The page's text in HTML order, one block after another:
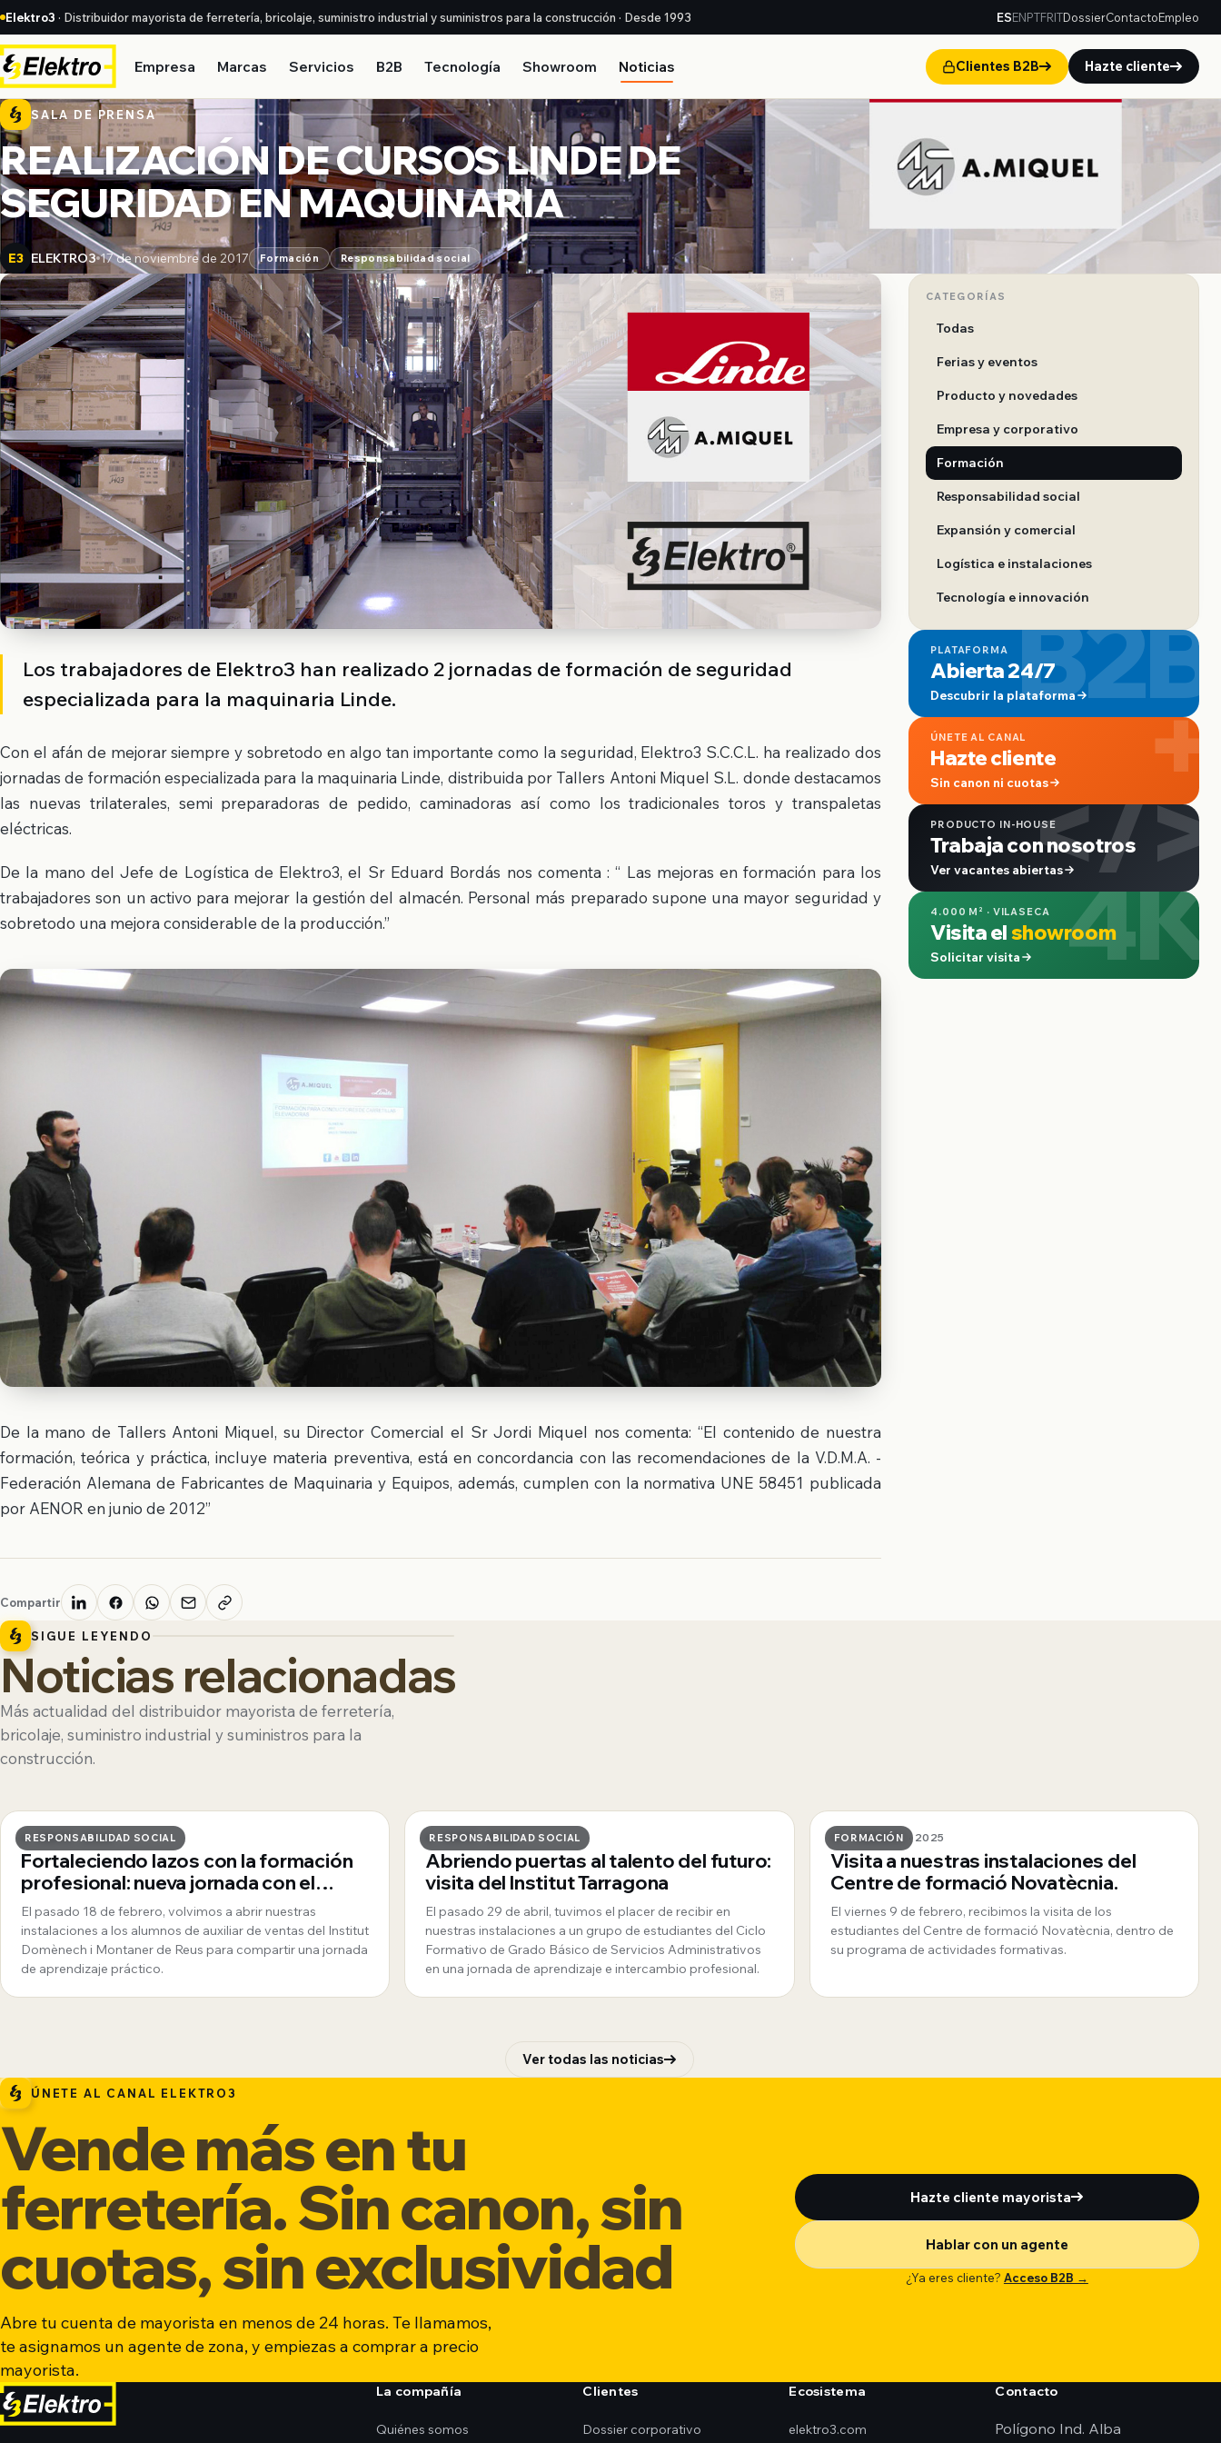
Elektro3 · Distribuidor mayorista de ferretería, bricolaje, suministro industrial y suministros para la construcción · Desde 1993 ESENPTFRITDossierContactoEmpleo
Empresa Marcas Servicios B2B Tecnología Showroom Noticias Clientes B2B Hazte cliente
SALA DE PRENSA
REALIZACIÓN DE CURSOS LINDE DE
SEGURIDAD EN MAQUINARIA
E3 ELEKTRO3 17 de noviembre de 2017 Formación Responsabilidad social
Los trabajadores de Elektro3 han realizado 2 jornadas de formación de seguridad
especializada para la maquinaria Linde.
Con el afán de mejorar siempre y sobretodo en algo tan importante como la seguridad, Elektro3 S.C.C.L. ha realizado dos
jornadas de formación especializada para la maquinaria Linde, distribuida por Tallers Antoni Miquel S.L. donde destacamos
las nuevas trilaterales, semi preparadoras de pedido, caminadoras así como los tradicionales toros y transpaletas
eléctricas.
De la mano del Jefe de Logística de Elektro3, el Sr Eduard Bordás nos comenta : “ Las mejoras en formación para los
trabajadores son un activo para mejorar la gestión del almacén. Personal más preparado supone una mayor seguridad y
sobretodo una mejora considerable de la producción.”
De la mano de Tallers Antoni Miquel, su Director Comercial el Sr Jordi Miquel nos comenta: “El contenido de nuestra
formación, teórica y práctica, incluye materia preventiva, está en concordancia con las recomendaciones de la V.D.M.A. -
Federación Alemana de Fabricantes de Maquinaria y Equipos, además, cumplen con la normativa UNE 58451 publicada
por AENOR en junio de 2012”
Compartir
CATEGORÍAS
Todas
Ferias y eventos
Producto y novedades
Empresa y corporativo
Formación
Responsabilidad social
Expansión y comercial
Logística e instalaciones
Tecnología e innovaciónB2B
PLATAFORMA
Abierta 24/7
Descubrir la plataforma +
ÚNETE AL CANAL
Hazte cliente
Sin canon ni cuotas</>
PRODUCTO IN-HOUSE
Trabaja con nosotros
Ver vacantes abiertas4K
4.000 M² · VILASECA
Visita elshowroom
Solicitar visita
SIGUE LEYENDO
Noticias relacionadas
Más actualidad del distribuidor mayorista de ferretería,
bricolaje, suministro industrial y suministros para la
construcción.
RESPONSABILIDAD SOCIAL
6 · MAYO · 2026
Fortaleciendo lazos con la formación
profesional: nueva jornada con el
Institut Domènech i Montaner
El pasado 18 de febrero, volvimos a abrir nuestras
instalaciones a los alumnos de auxiliar de ventas del Institut
Domènech i Montaner de Reus para compartir una jornada
de aprendizaje práctico.
RESPONSABILIDAD SOCIAL
6 · MAYO · 2026
Abriendo puertas al talento del futuro:
visita del Institut Tarragona
El pasado 29 de abril, tuvimos el placer de recibir en
nuestras instalaciones a un grupo de estudiantes del Ciclo
Formativo de Grado Básico de Servicios Administrativos
en una jornada de aprendizaje e intercambio profesional.
FORMACIÓN
10 · FEBRERO · 2025
Visita a nuestras instalaciones del
Centre de formació Novatècnia.
El viernes 9 de febrero, recibimos la visita de los
estudiantes del Centre de formació Novatècnia, dentro de
su programa de actividades formativas.
Ver todas las noticias
ÚNETE AL CANAL ELEKTRO3
Vende más en tu
ferretería. Sin canon, sin
cuotas, sin exclusividad
Abre tu cuenta de mayorista en menos de 24 horas. Te llamamos,
te asignamos un agente de zona, y empiezas a comprar a precio
mayorista.
Hazte cliente mayorista
Hablar con un agente
¿Ya eres cliente? Acceso B2B →
La compañía
Quiénes somos
Clientes
Dossier corporativo
Ecosistema
elektro3.com
Contacto
Polígono Ind. Alba